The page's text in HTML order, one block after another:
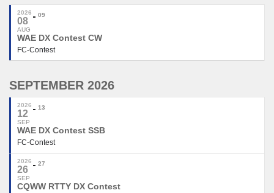
2026
08
AUG
09
WAE DX Contest CW
FC-Contest
SEPTEMBER 2026
2026
12
SEP
13
WAE DX Contest SSB
FC-Contest
2026
26
SEP
27
CQWW RTTY DX Contest